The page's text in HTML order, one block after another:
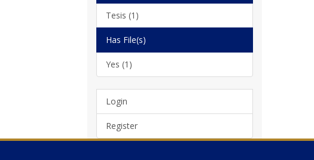
Tesis (1)
Has File(s)
Yes (1)
Login
Register